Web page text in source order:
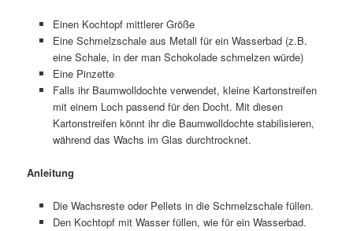
Einen Kochtopf mittlerer Größe
Eine Schmelzschale aus Metall für ein Wasserbad (z.B.
eine Schale, in der man Schokolade schmelzen würde)
Eine Pinzette
Falls ihr Baumwolldochte verwendet, kleine Kartonstreifen
mit einem Loch passend für den Docht. Mit diesen
Kartonstreifen könnt ihr die Baumwolldochte stabilisieren,
während das Wachs im Glas durchtrocknet.
Anleitung
Die Wachsreste oder Pellets in die Schmelzschale füllen.
Den Kochtopf mit Wasser füllen, wie für ein Wasserbad.